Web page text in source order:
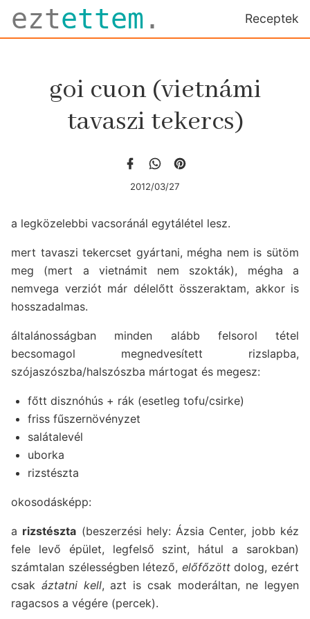
eztettem . Receptek
goi cuon (vietnámi
tavaszi tekercs)
2012/03/27
a legközelebbi vacsoránál egytálétel lesz.
mert tavaszi tekercset gyártani, mégha nem is sütöm
meg (mert a vietnámit nem szokták), mégha a
nemvega verziót már délelőtt összeraktam, akkor is
hosszadalmas.
általánosságban minden alább felsorol tétel
becsomagol megnedvesített rizslapba,
szójaszószba/halszószba mártogat és megesz:
főtt disznóhús + rák (esetleg tofu/csirke)
friss fűszernövényzet
salátalevél
uborka
rizstészta
okosodásképp:
a rizstészta (beszerzési hely: Ázsia Center, jobb kéz
fele levő épület, legfelső szint, hátul a sarokban)
számtalan szélességben létező, előfőzöttdolog, ezért
csak áztatni kell, azt is csak moderáltan, ne legyen
ragacsos a végére (percek).